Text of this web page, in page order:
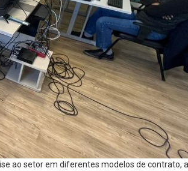
ao setor em diferentes modelos de contrato,